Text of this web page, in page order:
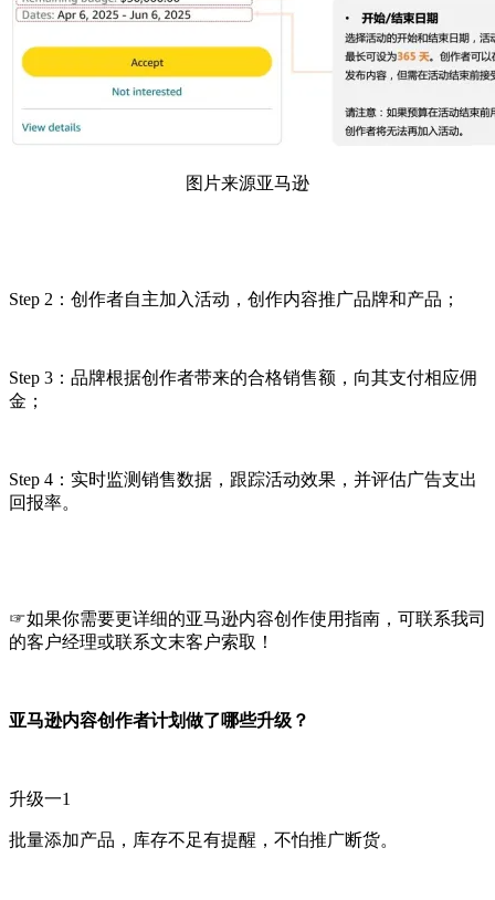
图片来源亚马逊
Step 2：创作者自主加入活动，创作内容推广品牌和产品；
Step 3：品牌根据创作者带来的合格销售额，向其支付相应佣
金；
Step 4：实时监测销售数据，跟踪活动效果，并评估广告支出
回报率。
☞如果你需要更详细的亚马逊内容创作使用指南，可联系我司
的客户经理或联系文末客户索取！
亚马逊内容创作者计划做了哪些升级？
升级一1
批量添加产品，库存不足有提醒，不怕推广断货。